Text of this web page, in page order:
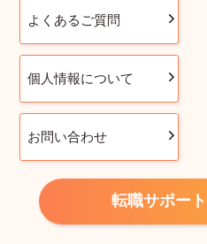
よくあるご質問
個人情報について
お問い合わせ
転職サポー